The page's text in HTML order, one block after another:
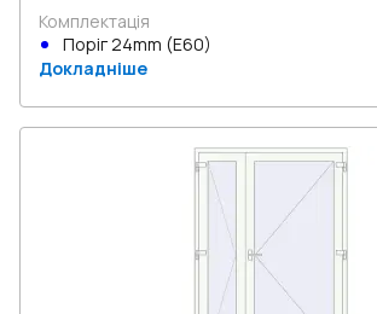
Комплектація
Поріг 24mm (E60)
Докладніше